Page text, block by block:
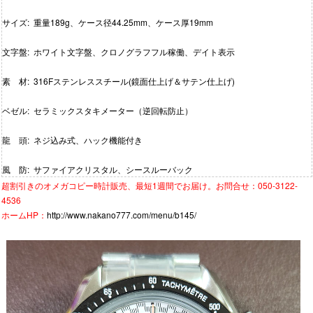
サイズ: 重量189g、ケース径44.25mm、ケース厚19mm
文字盤: ホワイト文字盤、クロノグラフフル稼働、デイト表示
素 材: 316Fステンレススチール(鏡面仕上げ＆サテン仕上げ)
ベゼル: セラミックスタキメーター（逆回転防止）
龍 頭: ネジ込み式、ハック機能付き
風 防: サファイアクリスタル、シースルーバック
超割引きのオメガコピー時計販売、最短1週間でお届け。お問合せ：050-3122-
4536
ホームHP： http://www.nakano777.com/menu/b145/